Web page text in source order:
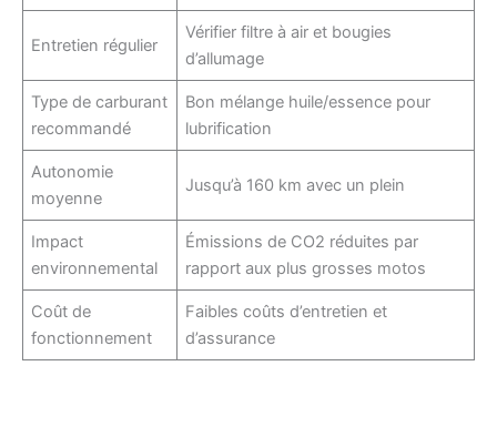
Entretien régulier
Vérifier filtre à air et bougies
d’allumage
Type de carburant
recommandé
Bon mélange huile/essence pour
lubrification
Autonomie
moyenne
Jusqu’à 160 km avec un plein
Impact
environnemental
Émissions de CO2 réduites par
rapport aux plus grosses motos
Coût de
fonctionnement
Faibles coûts d’entretien et
d’assurance